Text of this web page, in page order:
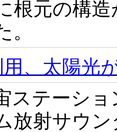
根元の構
。
用、太陽光
ステーシ
放射サウ